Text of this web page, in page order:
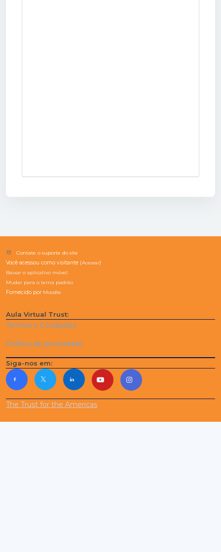
Contate o suporte do site
Você acessou como visitante (Acessar)
Baixar o aplicativo móvel.
Mudar para o tema padrão
Fornecido por Moodle
Aula Virtual Trust:
Termos e Condições
Política de privacidade
Siga-nos em:
The Trust for the Americas